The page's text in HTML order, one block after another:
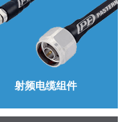
射频电缆组件